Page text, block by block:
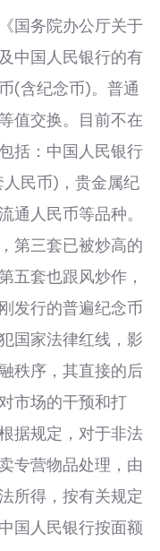
务院办公厅关于
中国人民银行的有
(含纪念币)。普通
值交换。目前不在
括：中国人民银行
民币)，贵金属纪
通人民币等品种。
第三套已被炒高的
五套也跟风炒作，
发行的普遍纪念币
国家法律红线，影
秩序，其直接的后
市场的干预和打
据规定，对于非法
专营物品处理，由
所得，按有关规定
国人民银行按面额